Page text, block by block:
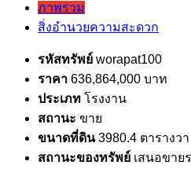
ภาพรวม
สิ่งอำนวยความสะดวก
รหัสทรัพย์ worapat100
ราคา 636,864,000 บาท
ประเภท โรงงาน
สถานะ ขาย
ขนาดที่ดิน 3980.4 ตารางวา
สถานะของทรัพย์ เสนอขาย